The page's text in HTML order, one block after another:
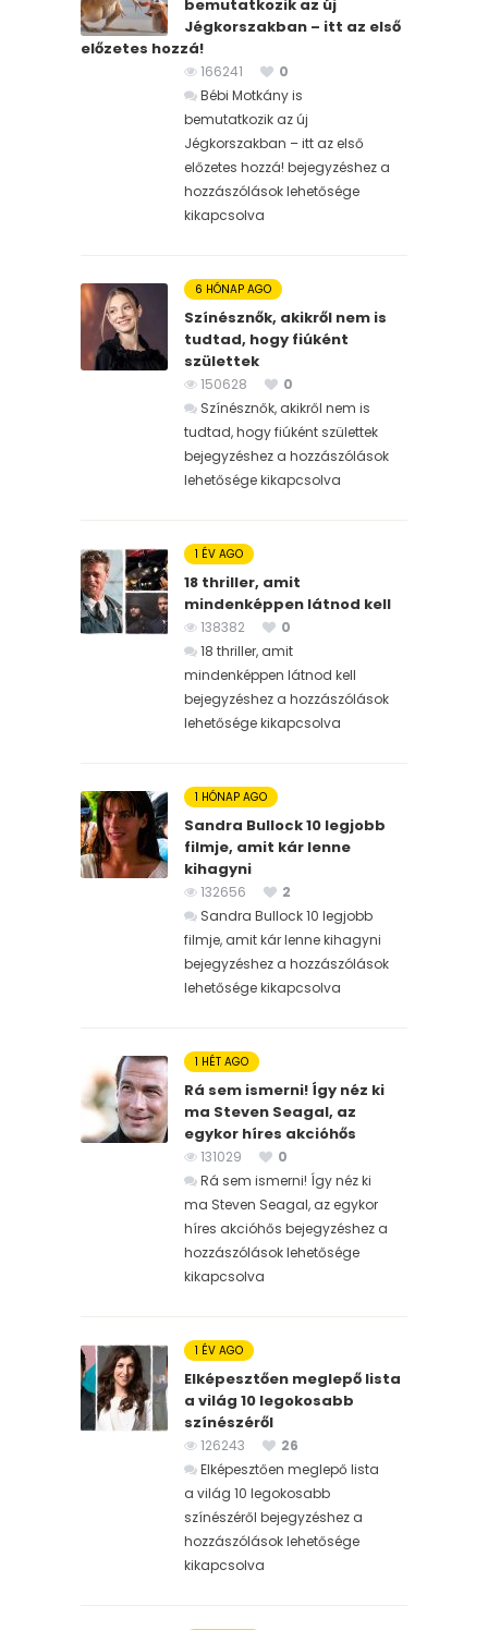
bemutatkozik az új
Jégkorszakban – itt az első
előzetes hozzá!
166241
0
Bébi Motkány is
bemutatkozik az új
Jégkorszakban – itt az első
előzetes hozzá! bejegyzéshez a
hozzászólások lehetősége
kikapcsolva
6 HÓNAP AGO
Színésznők, akikről nem is
tudtad, hogy fiúként
születtek
150628
0
Színésznők, akikről nem is
tudtad, hogy fiúként születtek
bejegyzéshez a hozzászólások
lehetősége kikapcsolva
1 ÉV AGO
18 thriller, amit
mindenképpen látnod kell
138382
0
18 thriller, amit
mindenképpen látnod kell
bejegyzéshez a hozzászólások
lehetősége kikapcsolva
1 HÓNAP AGO
Sandra Bullock 10 legjobb
filmje, amit kár lenne
kihagyni
132656
2
Sandra Bullock 10 legjobb
filmje, amit kár lenne kihagyni
bejegyzéshez a hozzászólások
lehetősége kikapcsolva
1 HÉT AGO
Rá sem ismerni! Így néz ki
ma Steven Seagal, az
egykor híres akcióhős
131029
0
Rá sem ismerni! Így néz ki
ma Steven Seagal, az egykor
híres akcióhős bejegyzéshez a
hozzászólások lehetősége
kikapcsolva
1 ÉV AGO
Elképesztően meglepő lista
a világ 10 legokosabb
színészéről
126243
26
Elképesztően meglepő lista
a világ 10 legokosabb
színészéről bejegyzéshez a
hozzászólások lehetősége
kikapcsolva